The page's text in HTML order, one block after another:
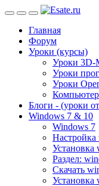
Главная
Форум
Уроки (курсы)
Уроки 3D-
Уроки
Уроки
Блоги - (уроки
Windows 7 & 10
Windows 7
Установка
Раздел:
Скачать
Установка